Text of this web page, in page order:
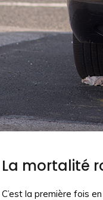
La mortalité
C’est la première fois